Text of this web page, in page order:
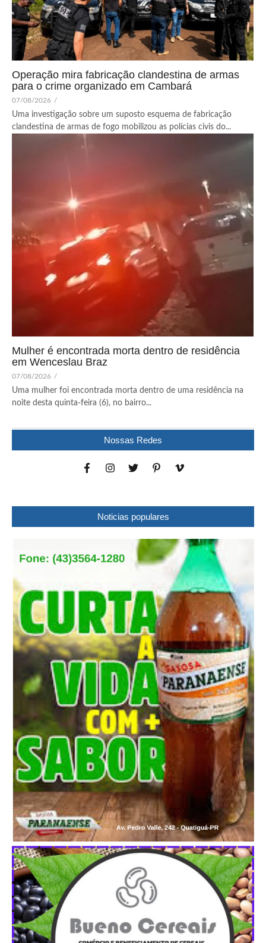
Operação mira fabricação clandestina de armas
para o crime organizado em Cambará
07/08/2026 /
Uma investigação sobre um suposto esquema de fabricação
clandestina de armas de fogo mobilizou as polícias civis do...
Mulher é encontrada morta dentro de residência
em Wenceslau Braz
07/08/2026 /
Uma mulher foi encontrada morta dentro de uma residência na
noite desta quinta-feira (6), no bairro...
Nossas Redes
Noticias populares